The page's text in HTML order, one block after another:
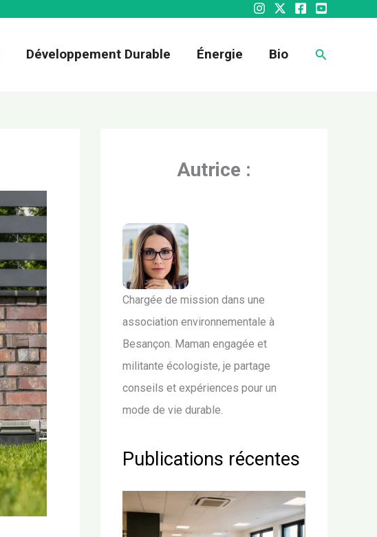
Développement Durable Énergie Bio
Autrice :
Chargée de mission dans une
association environnementale à
Besançon. Maman engagée et
militante écologiste, je partage
conseils et expériences pour un
mode de vie durable.
Publications récentes